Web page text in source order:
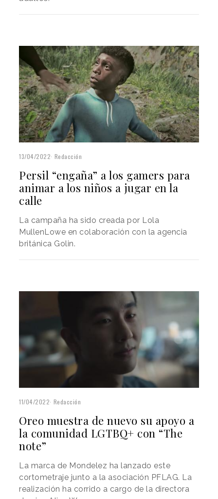
13/04/2022 Redacción
Persil “engaña” a los gamers para
animar a los niños a jugar en la
calle
La campaña ha sido creada por Lola
MullenLowe en colaboración con la agencia
británica Golin.
11/04/2022 Redacción
Oreo muestra de nuevo su apoyo a
la comunidad LGTBQ+ con “The
note”
La marca de Mondelez ha lanzado este
cortometraje junto a la asociación PFLAG. La
realización ha corrido a cargo de la directora